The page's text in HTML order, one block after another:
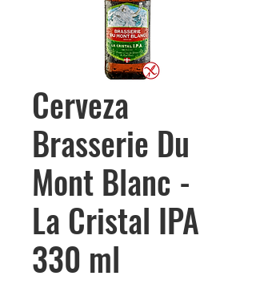
Cerveza
Brasserie Du
Mont Blanc -
La Cristal IPA
330 ml